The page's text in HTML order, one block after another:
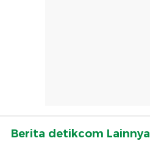
Berita detikcom Lainnya